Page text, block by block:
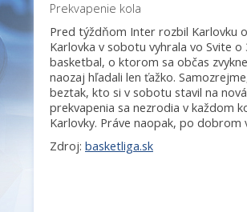
Prekvapenie kola
Pred týždňom Inter rozbil Karlovku
Karlovka v sobotu vyhrala vo Svite
basketbal, o ktorom sa občas
naozaj hľadali len ťažko.
beztak, kto si v sobotu stavil na
prekvapenia sa nezrodia v každom
Karlovky. Práve naopak, po
Zdroj: basketliga.sk